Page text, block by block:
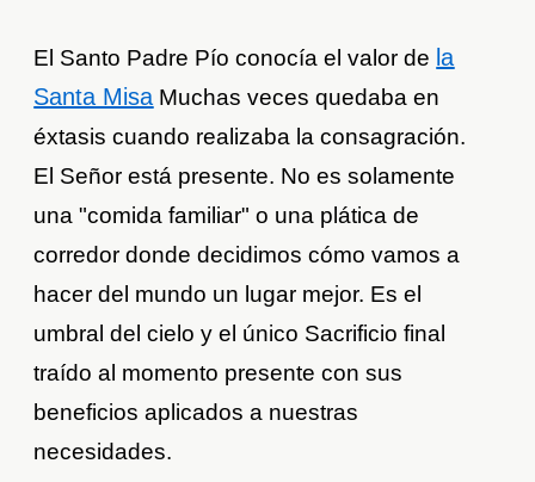
El Santo Padre Pío conocía el valor de la
Santa MisaMuchas veces quedaba en
éxtasis cuando realizaba la consagración.
El Señor está presente. No es solamente
una "comida familiar" o una plática de
corredor donde decidimos cómo vamos a
hacer del mundo un lugar mejor. Es el
umbral del cielo y el único Sacrificio final
traído al momento presente con sus
beneficios aplicados a nuestras
necesidades.